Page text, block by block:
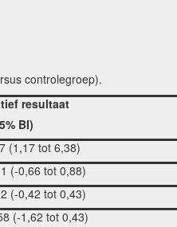
controlegroep).
resultaat
BI)
(1,17 tot 6,38)
(-0,66 tot 0,88)
(-0,42 tot 0,43)
(-1,62 tot 0,43)